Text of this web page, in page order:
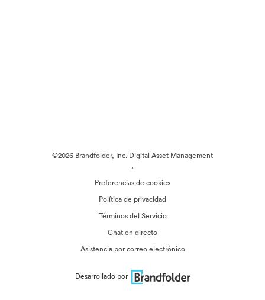
©2026 Brandfolder, Inc. Digital Asset Management
·
Preferencias de cookies
Política de privacidad
Términos del Servicio
Chat en directo
Asistencia por correo electrónico
Desarrollado por